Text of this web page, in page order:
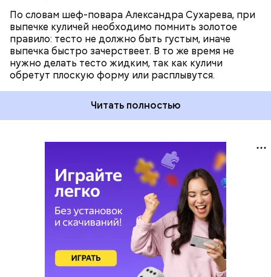
По словам шеф-повара Александра Сухарева, при
выпечке куличей необходимо помнить золотое
правило: тесто не должно быть густым, иначе
выпечка быстро зачерствеет. В то же время не
нужно делать тесто жидким, так как куличи
обретут плоскую форму или расплывутся.
Читать полностью